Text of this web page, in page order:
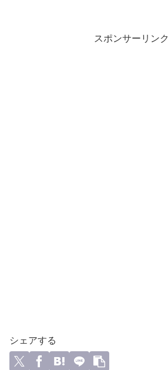
スポンサーリンク
シェアする